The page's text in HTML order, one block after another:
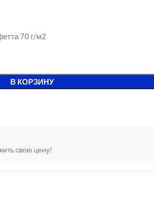
70 г/м2
В КОРЗИНУ
свою цену!